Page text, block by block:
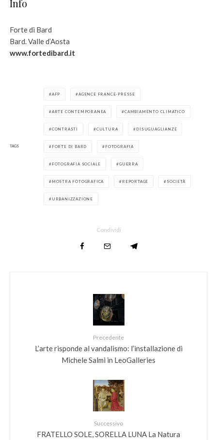
Info
Forte di Bard
Bard. Valle d’Aosta
www.fortedibard.it
TAGS
AFP AGENCE FRANCE-PRESSE
ARTE CONTEMPORANEA CAMBIAMENTO CLIMATICO
CONTRASTI CULTURA DISUGUAGLIANZE
FORTE DI BARD FOTOGRAFIA
FOTOGRAFIA SOCIALE GUERRA
MOSTRA FOTOGRAFICA REPORTAGE SOCIETÀ
URBANIZZAZIONE
Condividi
Precedente
L’arte risponde al vandalismo: l’installazione di
Michele Salmi in LeoGalleries
Successivo
FRATELLO SOLE, SORELLA LUNA La Natura